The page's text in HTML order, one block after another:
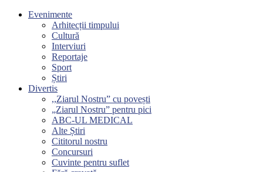
Evenimente
Arhitecții timpului
Cultură
Interviuri
Reportaje
Sport
Știri
Divertis
,,Ziarul Nostru” cu povești
„Ziarul Nostru” pentru pici
ABC-UL MEDICAL
Alte Știri
Cititorul nostru
Concursuri
Cuvinte pentru suflet